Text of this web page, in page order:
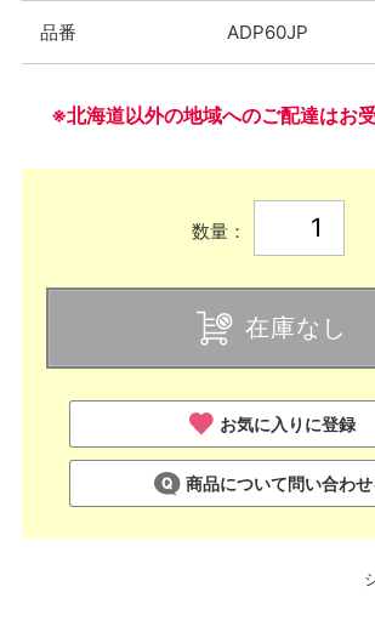
品番 ADP60JP
※北海道以外の地域へのご配達はお
数量：
在庫なし
お気に入りに登録
商品について問い合わせ